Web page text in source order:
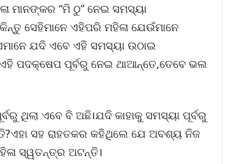
ମାନଙ୍କର “ମି ଠୁ” ନେଇ ସମସ୍ୟା
ସେହିମାନେ ଏହିପରି ମହିଳା ଯେଉଁମାନେ
ଯଦି ଏବେ ଏହି ସମସ୍ୟା ଉଠାଇ
ପଦକ୍ଷେପ ପୂର୍ବରୁ ନେଇ ଥାଆନ୍ତେ,ତେବେ ଭଲ
ଥିଲା ଏବେ ବି ଅଛି।ଯଦି କାହାକୁ ସମସ୍ୟା ପୂର୍ବରୁ
ସହ ରାହତକର କହିଥିଲେ ଯେ ଅବଶ୍ୟ ନିଜ
ସ୍ୱତନ୍ତ୍ର ଅଟନ୍ତି।